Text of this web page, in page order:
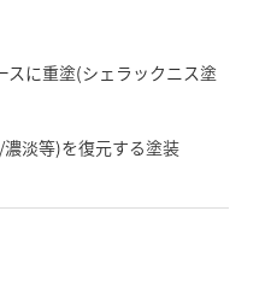
スに重塗(シェラックニス塗
淡等)を復元する塗装